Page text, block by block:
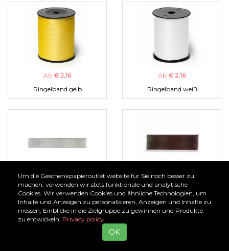
Ab € 2,16
Ringelband gelb
Ab € 2,16
Ringelband weiß
Ab€ 1,00
Organzaband silber
Ab€ 1,00
Organzaband braun
Um die Geschenkpapieroutlet website für Sie noch besser zu
machen, verwenden wir stets funktionale und analytische
Cookies. Wir verwenden Cookies und ähnliche Technologien, um
Inhalte und Anzeigen zu personalisieren, Anzeigen und Inhalte zu
messen, Einblicke in die Zielgruppe zu gewinnen und Produkte
zu entwickeln. Privacy policy
OK